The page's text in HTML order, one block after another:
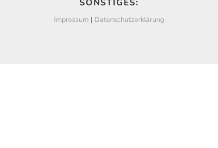
SONSTIGES:
Impressum | Datenschutzerklärung